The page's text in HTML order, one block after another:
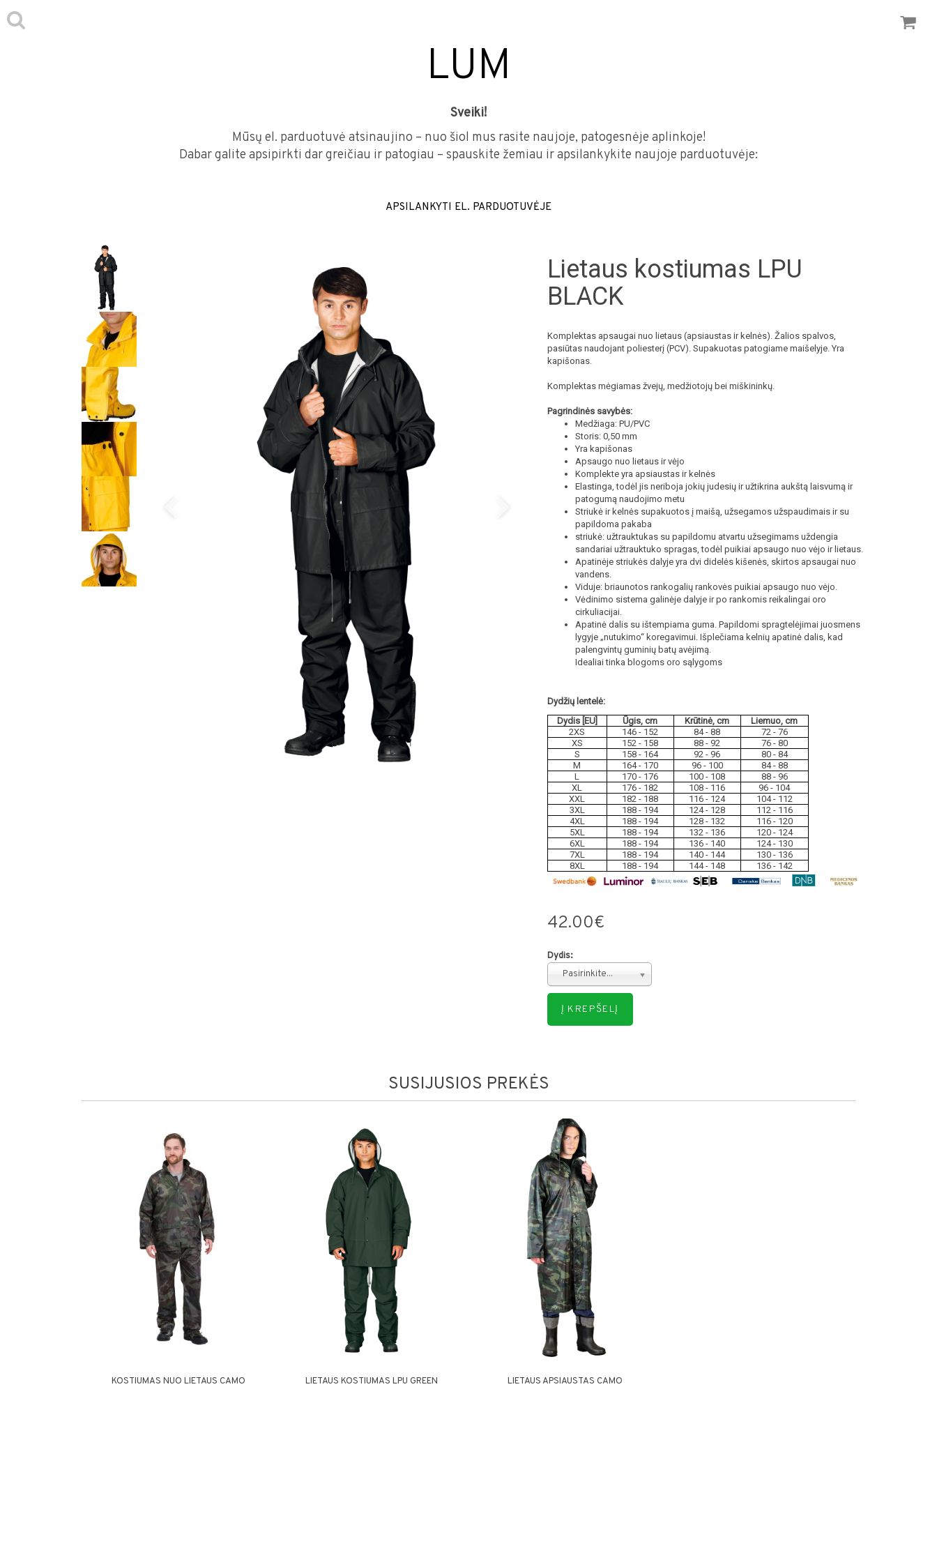
LUM
Sveiki!
Mūsų el. parduotuvė atsinaujino – nuo šiol mus rasite naujoje, patogesnėje aplinkoje!
Dabar galite apsipirkti dar greičiau ir patogiau – spauskite žemiau ir apsilankykite naujoje parduotuvėje:
APSILANKYTI EL. PARDUOTUVĖJE
Lietaus kostiumas LPU
BLACK
Komplektas apsaugai nuo lietaus (apsiaustas ir kelnės). Žalios spalvos,
pasiūtas naudojant poliesterį (PCV). Supakuotas patogiame maišelyje. Yra
kapišonas.
Komplektas mėgiamas žvejų, medžiotojų bei miškininkų.
Pagrindinės savybės:
Medžiaga: PU/PVC
Storis: 0,50 mm
Yra kapišonas
Apsaugo nuo lietaus ir vėjo
Komplekte yra apsiaustas ir kelnės
Elastinga, todėl jis neriboja jokių judesių ir užtikrina aukštą laisvumą ir
patogumą naudojimo metu
Striukė ir kelnės supakuotos į maišą, užsegamos užspaudimais ir su
papildoma pakaba
striukė: užtrauktukas su papildomu atvartu užsegimams uždengia
sandariai užtrauktuko spragas, todėl puikiai apsaugo nuo vėjo ir lietaus.
Apatinėje striukės dalyje yra dvi didelės kišenės, skirtos apsaugai nuo
vandens.
Viduje: briaunotos rankogalių rankovės puikiai apsaugo nuo vėjo.
Vėdinimo sistema galinėje dalyje ir po rankomis reikalingai oro
cirkuliacijai.
Apatinė dalis su ištempiama guma. Papildomi spragtelėjimai juosmens
lygyje „nutukimo“ koregavimui. Išplečiama kelnių apatinė dalis, kad
palengvintų guminių batų avėjimą.
Idealiai tinka blogoms oro sąlygoms
Dydžių lentelė:
Dydis [EU]
Ūgis, cm Krūtinė, cm
Liemuo, cm
2XS
146 - 152 84 - 88
72 - 76
XS
152 - 158 88 - 92
76 - 80
S
158 - 164 92 - 96
80 - 84
M
164 - 170 96 - 100
84 - 88
L
170 - 176 100 - 108
88 - 96
XL
176 - 182 108 - 116
96 - 104
XXL
182 - 188 116 - 124
104 - 112
3XL
188 - 194 124 - 128
112 - 116
4XL
188 - 194 128 - 132
116 - 120
5XL
188 - 194 132 - 136
120 - 124
6XL
188 - 194 136 - 140
124 - 130
7XL
188 - 194 140 - 144
130 - 136
8XL
188 - 194 144 - 148 136 - 142
42.00€
Dydis:
Pasirinkite...
SUSIJUSIOS PREKĖS
KOSTIUMAS NUO LIETAUS CAMO LIETAUS KOSTIUMAS LPU GREEN LIETAUS APSIAUSTAS CAMO